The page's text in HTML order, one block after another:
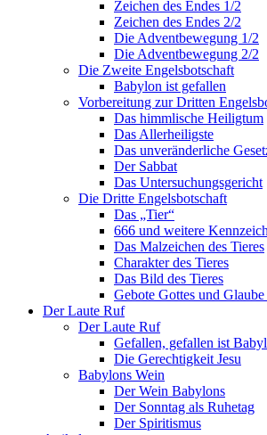
Zeichen des Endes 1/2
Zeichen des Endes 2/2
Die Adventbewegung 1/2
Die Adventbewegung 2/2
Die Zweite Engelsbotschaft
Babylon ist gefallen
Vorbereitung zur Dritten
Das himmlische Heiligtum
Das Allerheiligste
Das unveränderliche
Der Sabbat
Das Untersuchungsgericht
Die Dritte Engelsbotschaft
Das „Tier“
666 und weitere
Das Malzeichen des Tieres
Charakter des Tieres
Das Bild des Tieres
Gebote Gottes und Glaube
Der Laute Ruf
Der Laute Ruf
Gefallen, gefallen ist
Die Gerechtigkeit Jesu
Babylons Wein
Der Wein Babylons
Der Sonntag als Ruhetag
Der Spiritismus